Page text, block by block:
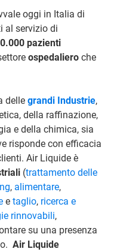
oggi in Italia di
al servizio di
pazienti
ospedaliero che
delle grandi Industrie,
della raffinazione,
e della chimica, sia
risponde con efficacia
Air Liquide è
(trattamento delle
, alimentare,
e taglio, ricerca e
rinnovabili,
su una presenza
Air Liquide